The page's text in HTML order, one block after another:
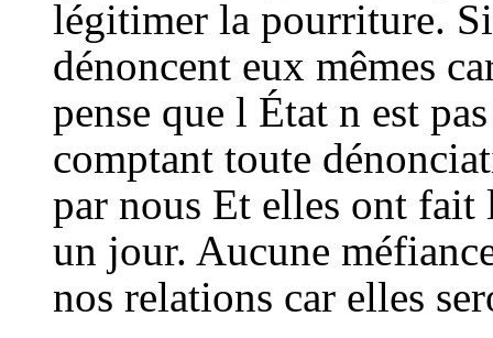
légitimer la pourriture.
dénoncent eux mêmes
pense que l État n est
comptant toute
par nous Et elles ont fait
un jour. Aucune
nos relations car elles